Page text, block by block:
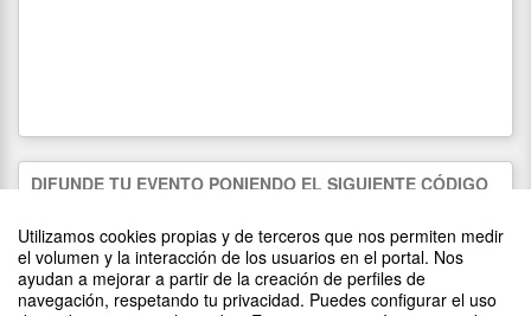
Utilizamos cookies propias y de terceros que nos permiten medir
el volumen y la interacción de los usuarios en el portal. Nos
ayudan a mejorar a partir de la creación de perfiles de
navegación, respetando tu privacidad. Puedes configurar el uso
DIFUNDE TU EVENTO PONIENDO EL SIGUIENTE CÓDIGO
PATROCINADORES